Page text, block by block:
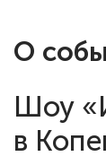
О
Шоу
в